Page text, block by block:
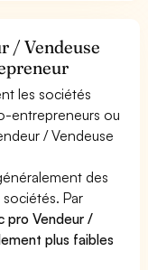
/ Vendeuse
les sociétés
entrepreneurs ou
/ Vendeuse
des
Par
pro Vendeur /
plus faibles